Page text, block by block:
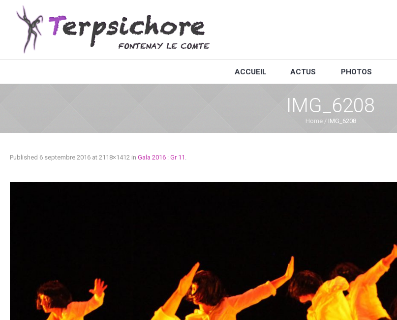
ACCUEIL ACTUS PHOTOS
IMG_6208
Home / IMG_6208
Published 6 septembre 2016 at 2118×1412 in Gala 2016 : Gr 11 .